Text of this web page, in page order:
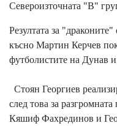
Североизточната "В"
Резултата за
късно Мартин Керчев
футболистите на Дунав и
Стоян Георгиев
след това за
Кяшиф Фахрединов и